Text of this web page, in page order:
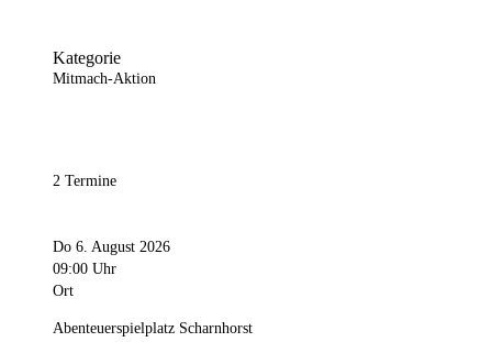
Kategorie
Mitmach-Aktion
2 Termine
Do 6. August 2026
09:00 Uhr
Ort
Abenteuerspielplatz Scharnhorst